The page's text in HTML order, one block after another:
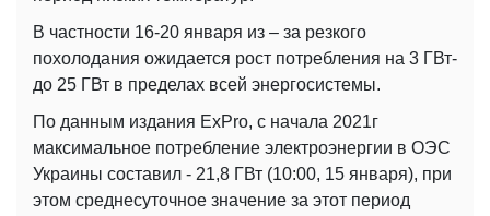
В частности 16-20 января из – за резкого
похолодания ожидается рост потребления на 3 ГВт-
до 25 ГВт в пределах всей энергосистемы.
По данным издания ExPro, с начала 2021г
максимальное потребление электроэнергии в ОЭС
Украины составил - 21,8 ГВт (10:00, 15 января), при
этом среднесуточное значение за этот период